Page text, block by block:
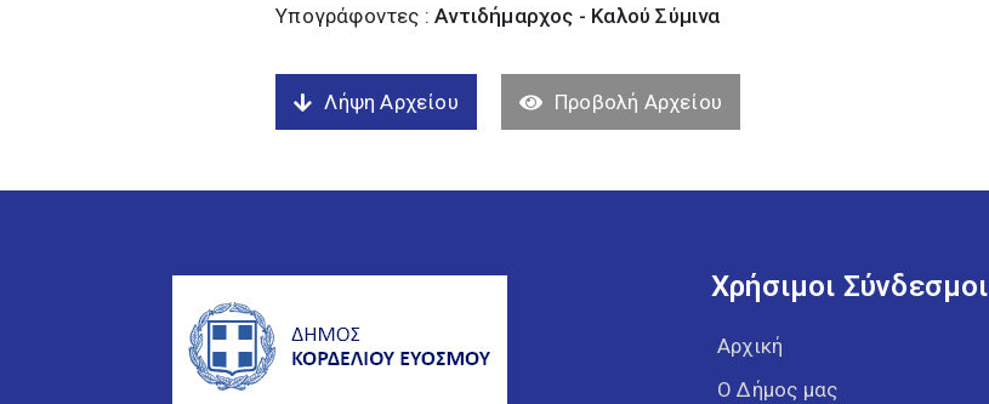
Υπογράφοντες :Αντιδήμαρχος - Καλού Σύµινα
Λήψη Αρχείου Προβολή Αρχείου
Χρήσιμοι Σύνδεσμοι
Αρχική
Ο Δήμος μας